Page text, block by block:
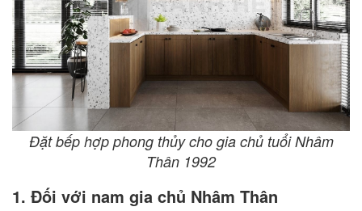
Đặt bếp hợp phong thủy cho gia chủ tuổi Nhâm
Thân 1992
1. Đối với nam gia chủ Nhâm Thân